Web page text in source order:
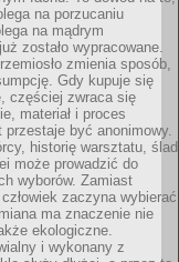
na porzucaniu
na mądrym
zostało wypracowane.
zmienia sposób,
Gdy kupuje się
częściej zwraca się
materiał i proces
przestaje być anonimowy.
historię warsztatu, ślad
może prowadzić do
wyborów. Zamiast
zaczyna wybierać
ma znaczenie nie
ekologiczne.
i wykonany z